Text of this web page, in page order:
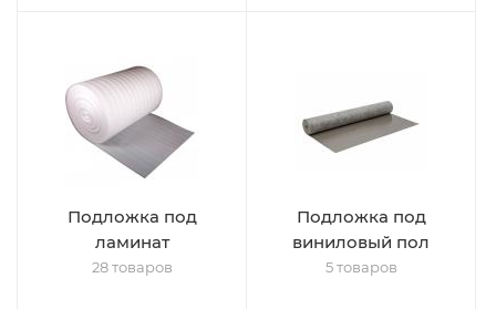
Подложка под
ламинат
28 товаров
Подложка под
виниловый пол
5 товаров